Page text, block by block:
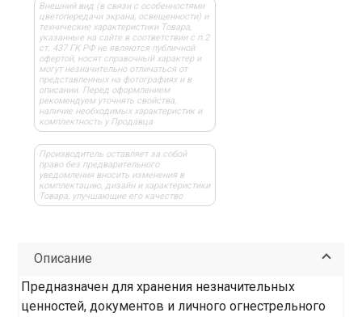
Внешний вид (в связи с особенностями
цветопередачи экрана, освещенности) и
технические характеристики Товара,
указанные на сайте в соответствии с п.2
ст. 437 ГК РФ не являются публичной
офертой, носят справочный характер и
могут незначительно отличаться от
представленных на фотографиях и в
описании. Перед оформлением
рекомендуем уточнять свойства,
наличие необходимых характеристик и
комплектность у Продавца
Производитель оставляет за собой
право без предварительного
уведомления вносить изменения в
комплектацию, дизайн и характеристики
Товара, улучшающие его качество
Описание
Предназначен для хранения незначительных
ценностей, документов и личного огнестрельного